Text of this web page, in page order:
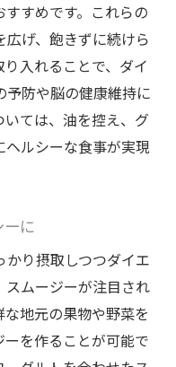
たダイエット
ニング
の習慣
エットの実践法
すめです。これらの
げ、飽きずに続けら
入れることで、ダイ
予防や脳の健康維持に
ては、油を控え、グ
ヘルシーな食事が実現
に
り摂取しつつダイエ
スムージーが注目され
地元の果物や野菜を
を作ることが可能で